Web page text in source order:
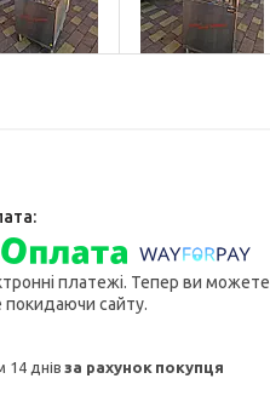
платежі. Тепер ви можете
покидаючи сайту.
14 днівза рахунок покупця